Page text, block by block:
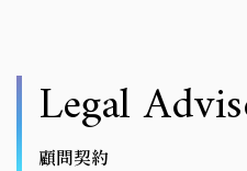
Legal
顧問契約